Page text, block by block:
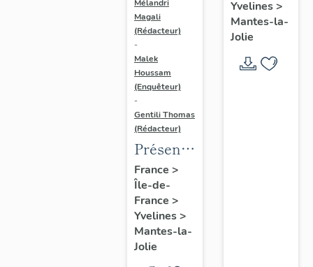
Mélandri
Magali
(Rédacteur)
-
Malek
Houssam
(Enquêteur)
-
Gentili Thomas
(Rédacteur)
Présentation
de
l'étude
France >
Île-de-
France >
Yvelines>
Mantes-la-
Jolie
Yvelines>
Mantes-la-
Jolie